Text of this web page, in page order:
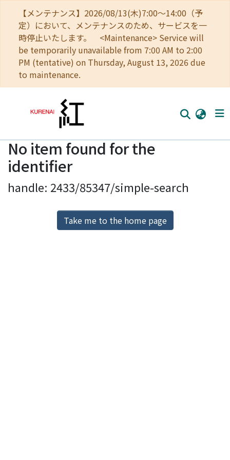
【メンテナンス】2026/08/13(木)7:00～14:00（予
定）において、メンテナンスのため、サービスを一
時停止いたします。 <Maintenance> Service will
be temporarily unavailable from 7:00 AM to 2:00
PM (tentative) on Thursday, August 13, 2026 due
to maintenance.
Home
Communities
Browse
Download Ranking
No item found for the
identifier
handle: 2433/85347/simple-search
Take me to the home page